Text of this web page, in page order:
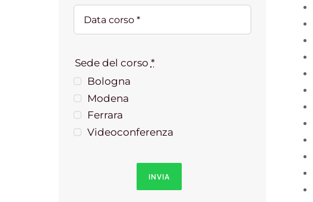
Sede del corso *
Bologna
Modena
Ferrara
Videoconferenza
INVIA